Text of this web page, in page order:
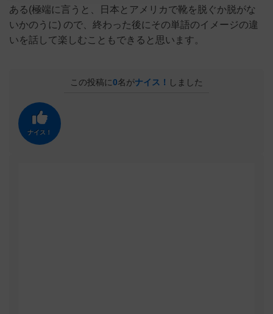
ある(極端に言うと、日本とアメリカで靴を脱ぐか脱がな
いかのうに) ので、終わった後にその単語のイメージの違
いを話して楽しむこともできると思います。
この投稿に0名がナイス！ しました
ナイス！